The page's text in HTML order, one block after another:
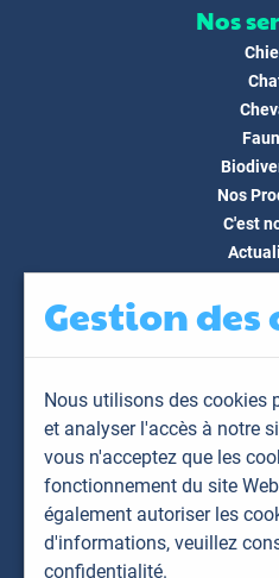
Nos
Nos
C'est
Mon
Mes
Mes
Mes
Mes
Gestion des
Nous utilisons des cookies
et analyser l'accès à notre
vous n'acceptez que les
fonctionnement du site
également autoriser les
d'informations, veuillez
confidentialité.